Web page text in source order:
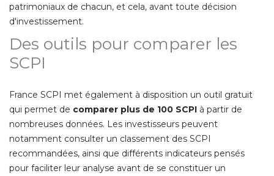
patrimoniaux de chacun, et cela, avant toute décision
d'investissement.
Des outils pour comparer les
SCPI
France SCPI met également à disposition un outil gratuit
qui permet de comparer plus de 100 SCPI à partir de
nombreuses données. Les investisseurs peuvent
notamment consulter un classement des SCPI
recommandées, ainsi que différents indicateurs pensés
pour faciliter leur analyse avant de se constituer un